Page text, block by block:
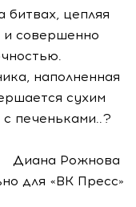
цепляя
совершенно
наполненная
сухим
печеньками..?
Диана Рожнова
для «ВК Пресс»